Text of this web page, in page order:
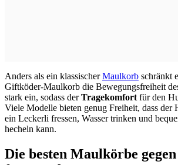
Anders als ein klassischerMaulkorb schränkt
Giftköder-Maulkorb die Bewegungsfreiheit
stark ein, sodass derTragekomfort für den
Viele Modelle bieten genug Freiheit, dass der
ein Leckerli fressen, Wasser trinken und
hecheln kann.
Die besten Maulkörbe